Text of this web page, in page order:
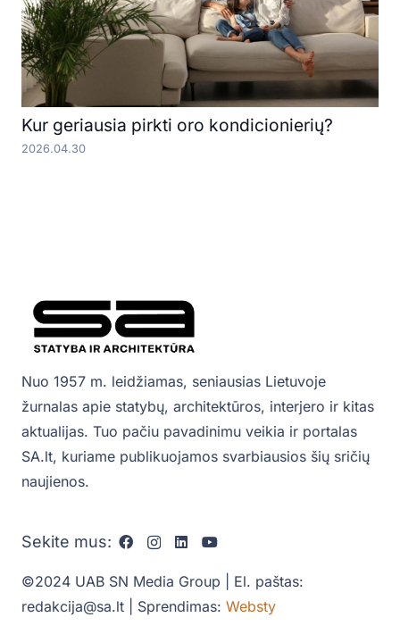
Kur geriausia pirkti oro kondicionierių?
2026.04.30
Nuo 1957 m. leidžiamas, seniausias Lietuvoje
žurnalas apie statybų, architektūros, interjero ir kitas
aktualijas. Tuo pačiu pavadinimu veikia ir portalas
SA.lt, kuriame publikuojamos svarbiausios šių sričių
naujienos.
Sekite mus:
©2024 UAB SN Media Group | El. paštas:
redakcija@sa.lt | Sprendimas: Websty